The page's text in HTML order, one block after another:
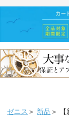
ゼニス ＞ 新品 ＞